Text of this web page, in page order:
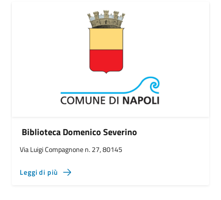
Biblioteca Domenico Severino
Via Luigi Compagnone n. 27, 80145
Leggi di più